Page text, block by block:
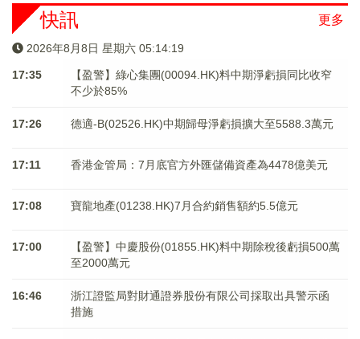
更多
快訊
2026年8月8日 星期六 05:14:19
17:35
【盈警】綠心集團(00094.HK)料中期淨虧損同比收窄
不少於85%
17:26 德適-B(02526.HK)中期歸母淨虧損擴大至5588.3萬元
17:11 香港金管局：7月底官方外匯儲備資產為4478億美元
17:08 寶龍地產(01238.HK)7月合約銷售額約5.5億元
17:00
【盈警】中慶股份(01855.HK)料中期除稅後虧損500萬
至2000萬元
16:46
浙江證監局對財通證券股份有限公司採取出具警示函
措施